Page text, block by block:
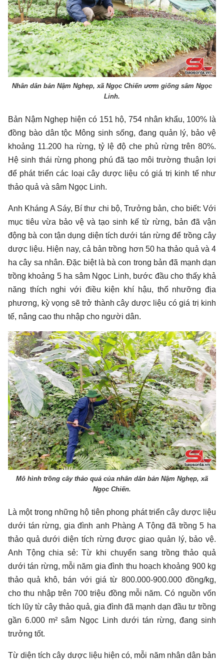
Nhân dân bản Nậm Nghẹp, xã Ngọc Chiến ươm giống sâm Ngọc
Linh.
Bản Nậm Nghẹp hiện có 151 hộ, 754 nhân khẩu, 100% là
đồng bào dân tộc Mông sinh sống, đang quản lý, bảo vệ
khoảng 11.200 ha rừng, tỷ lệ độ che phủ rừng trên 80%.
Hệ sinh thái rừng phong phú đã tạo môi trường thuận lợi
để phát triển các loại cây dược liệu có giá trị kinh tế như
thảo quả và sâm Ngọc Linh.
Anh Kháng A Sáy, Bí thư chi bộ, Trưởng bản, cho biết: Với
mục tiêu vừa bảo vệ và tạo sinh kế từ rừng, bản đã vận
động bà con tận dụng diện tích dưới tán rừng để trồng cây
dược liệu. Hiện nay, cả bản trồng hơn 50 ha thảo quả và 4
ha cây sa nhân. Đặc biệt là bà con trong bản đã mạnh dạn
trồng khoảng 5 ha sâm Ngọc Linh, bước đầu cho thấy khả
năng thích nghi với điều kiện khí hậu, thổ nhưỡng địa
phương, kỳ vọng sẽ trở thành cây dược liệu có giá trị kinh
tế, nâng cao thu nhập cho người dân.
Mô hình trồng cây thảo quả của nhân dân bản Nậm Nghẹp, xã
Ngọc Chiến.
Là một trong những hộ tiên phong phát triển cây dược liệu
dưới tán rừng, gia đình anh Phàng A Tộng đã trồng 5 ha
thảo quả dưới diện tích rừng được giao quản lý, bảo vệ.
Anh Tộng chia sẻ: Từ khi chuyển sang trồng thảo quả
dưới tán rừng, mỗi năm gia đình thu hoạch khoảng 900 kg
thảo quả khô, bán với giá từ 800.000-900.000 đồng/kg,
cho thu nhập trên 700 triệu đồng mỗi năm. Có nguồn vốn
tích lũy từ cây thảo quả, gia đình đã mạnh dạn đầu tư trồng
gần 6.000 m² sâm Ngọc Linh dưới tán rừng, đang sinh
trưởng tốt.
Từ diện tích cây dược liệu hiện có, mỗi năm nhân dân bản